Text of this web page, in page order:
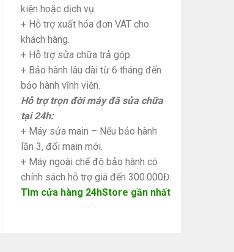
kiện hoặc dịch vụ.
+ Hỗ trợ xuất hóa đơn VAT cho
khách hàng.
+ Hỗ trợ sửa chữa trả góp.
+ Bảo hành lâu dài từ 6 tháng đến
bảo hành vĩnh viễn.
Hỗ trợ trọn đời máy đã sửa chữa
tại 24h:
+ Máy sửa main – Nếu bảo hành
lần 3, đổi main mới.
+ Máy ngoài chế độ bảo hành có
chính sách hỗ trợ giá đến 300.000Đ.
Tìm cửa hàng 24hStore gần nhất